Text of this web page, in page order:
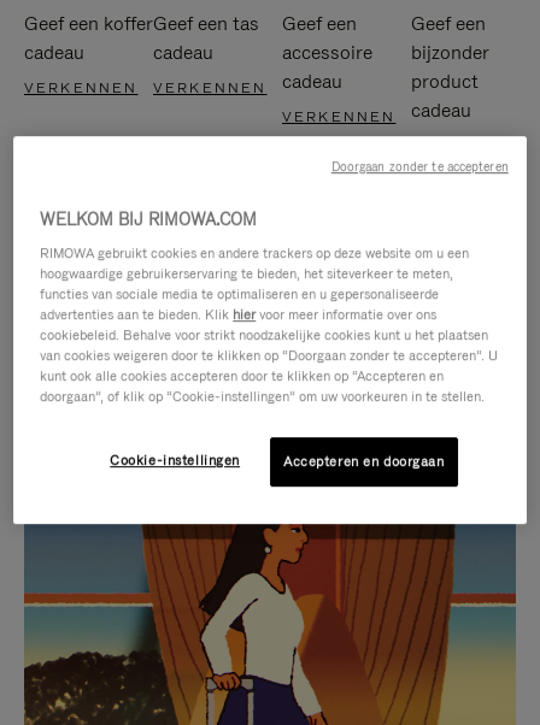
Geef een koffer
cadeau
VERKENNEN
Geef een tas
cadeau
VERKENNEN
Geef een
accessoire
cadeau
VERKENNEN
Geef een
bijzonder
product
cadeau
IS
NIET
GEPAUZEERD,
DRUK
OP
GELUID
VAN
DE
VIDEO
IS
SELECTIE VAN GESCHENKEN
Ontdek de perfecte metgezel
voor elke reis
WELKOM BIJ RIMOWA.COM
RIMOWA gebruikt cookies en andere trackers op deze website om u een
hoogwaardige gebruikerservaring te bieden, het siteverkeer te meten,
functies van sociale media te optimaliseren en u gepersonaliseerde
advertenties aan te bieden. Klik hiervoor meer informatie over ons
cookiebeleid. Behalve voor strikt noodzakelijke cookies kunt u het plaatsen
van cookies weigeren door te klikken op “Doorgaan zonder te accepteren”. U
kunt ook alle cookies accepteren door te klikken op “Accepteren en
doorgaan”, of klik op “Cookie-instellingen” om uw voorkeuren in te stellen.
Cookie-instellingen Accepteren en doorgaan
Doorgaan zonder te accepteren